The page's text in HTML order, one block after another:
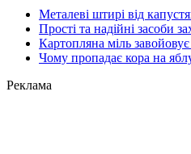
Металеві штирі від
Прості та надійні засоби
Картопляна міль
Чому пропадає кора на
Реклама